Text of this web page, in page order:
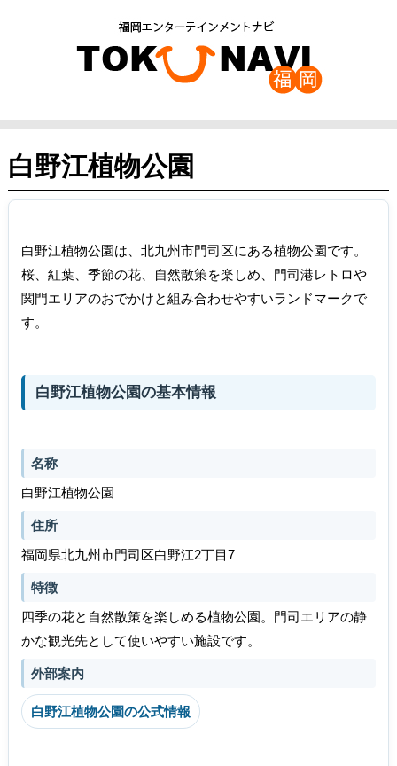
白野江植物公園
白野江植物公園は、北九州市門司区にある植物公園です。
桜、紅葉、季節の花、自然散策を楽しめ、門司港レトロや
関門エリアのおでかけと組み合わせやすいランドマークで
す。
白野江植物公園の基本情報
名称
白野江植物公園
住所
福岡県北九州市門司区白野江2丁目7
特徴
四季の花と自然散策を楽しめる植物公園。門司エリアの静
かな観光先として使いやすい施設です。
外部案内
白野江植物公園の公式情報